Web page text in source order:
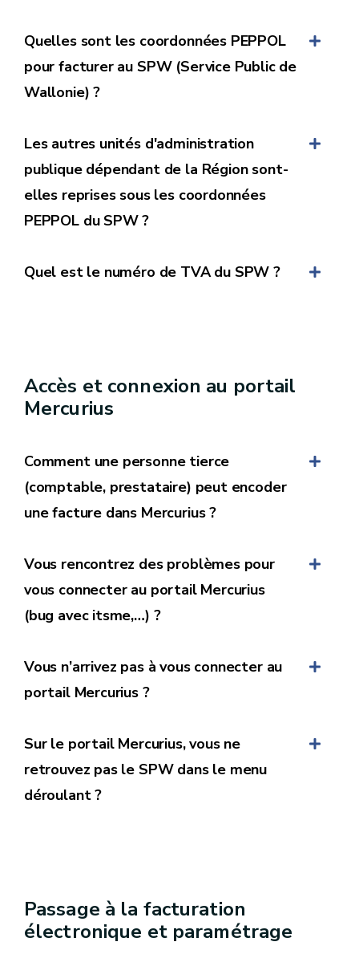
et un traitement beaucoup plus rapide de la
5000… suivi d’une suite de chiffre.
doit être complété dans le champ suivant
numéro.
Reference
⚠️ Si la référence communiquée par le SPW
suivie de la suite de chiffres sans espace entre les
lettres et les chiffres.
PEPPOL :Le numéro de compte bancaire du
fournisseur est à indiquer dans le champs
Quelles sont les coordonnées PEPPOL
pour facturer au SPW (Service Public de
Wallonie) ?
Scheme ID : 0208
Peppol ID : 0316381138
Les autres unités d'administration
publique dépendant de la Région sont-
elles reprises sous les coordonnées
PEPPOL du SPW ?
Quel est le numéro de TVA du SPW ?
Accès et connexion au portail
Mercurius
Comment une personne tierce
(comptable, prestataire) peut encoder
une facture dans Mercurius ?
Modalités d'accès au portail Mercurius –
Belgian Peppol Authority
Vous rencontrez des problèmes pour
vous connecter au portail Mercurius
(bug avec itsme,…) ?
Vous n’arrivez pas à vous connecter au
portail Mercurius ?
Sur le portail Mercurius, vous ne
retrouvez pas le SPW dans le menu
déroulant ?
Passage à la facturation
électronique et paramétrage